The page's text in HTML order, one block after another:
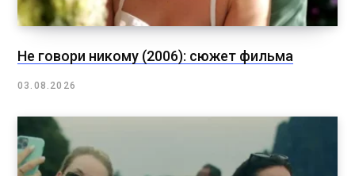
Не говори никому (2006): сюжет фильма
03.08.2026